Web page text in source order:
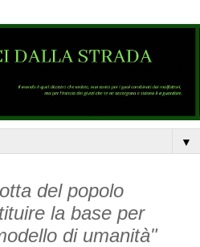
▼
del popolo
la base per
di umanità"